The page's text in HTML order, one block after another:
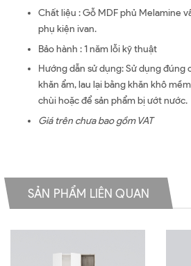
Chất liệu : Gỗ MDF phủ Melamine
phụ kiện ivan.
Bảo hành : 1 năm lỗi kỹ thuật
Hướng dẫn sử dụng: Sử dụng đúng
khăn ẩm, lau lại bằng khăn khô
chùi hoặc để sản phẩm bị ướt nước.
Giá trên chưa bao gồm VAT
SẢN PHẨM LIÊN QUAN